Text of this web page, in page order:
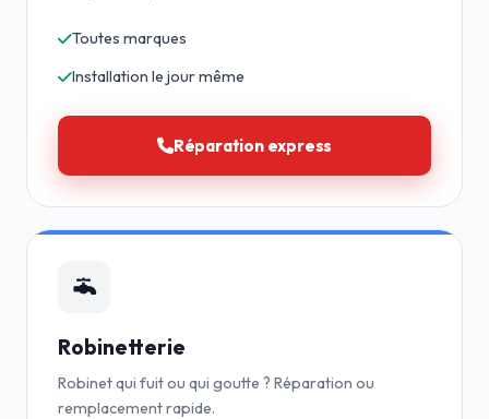
Toutes marques
Installation le jour même
Réparation express
Robinetterie
Robinet qui fuit ou qui goutte ? Réparation ou
remplacement rapide.